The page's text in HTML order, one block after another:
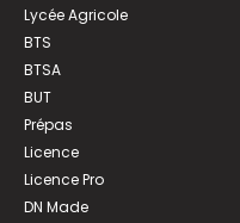
Lycée Agricole
BTS
BTSA
BUT
Prépas
Licence
Licence Pro
DN Made